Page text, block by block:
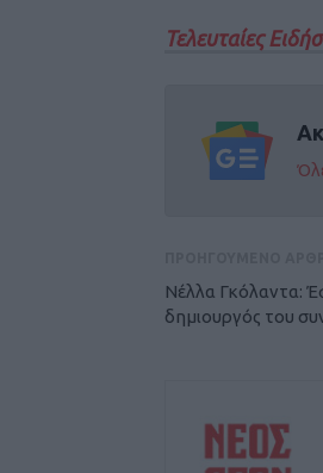
Τελευταίες
Νέλλα Γκόλαντα:
δημιουργός του